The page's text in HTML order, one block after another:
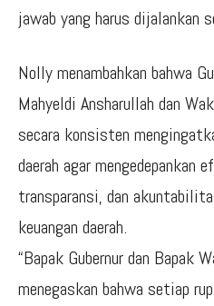
jawab yang harus dijalankan
Nolly menambahkan bahwa
Mahyeldi Ansharullah dan
secara konsisten
daerah agar
transparansi, dan
keuangan daerah.
“Bapak Gubernur dan Bapak
menegaskan bahwa setiap